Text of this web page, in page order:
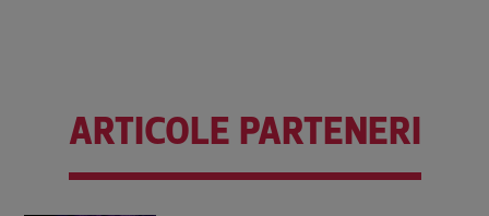
ARTICOLE PARTENERI